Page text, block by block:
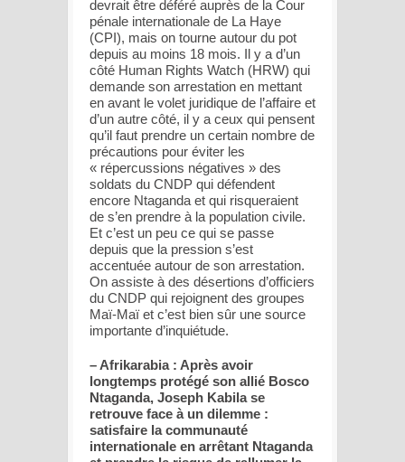
devrait être déféré auprès de la Cour
pénale internationale de La Haye
(CPI), mais on tourne autour du pot
depuis au moins 18 mois. Il y a d’un
côté Human Rights Watch (HRW) qui
demande son arrestation en mettant
en avant le volet juridique de l’affaire et
d’un autre côté, il y a ceux qui pensent
qu’il faut prendre un certain nombre de
précautions pour éviter les
« répercussions négatives » des
soldats du CNDP qui défendent
encore Ntaganda et qui risqueraient
de s’en prendre à la population civile.
Et c’est un peu ce qui se passe
depuis que la pression s’est
accentuée autour de son arrestation.
On assiste à des désertions d’officiers
du CNDP qui rejoignent des groupes
Maï-Maï et c’est bien sûr une source
importante d’inquiétude.
– Afrikarabia : Après avoir
longtemps protégé son allié Bosco
Ntaganda, Joseph Kabila se
retrouve face à un dilemme :
satisfaire la communauté
internationale en arrêtant Ntaganda